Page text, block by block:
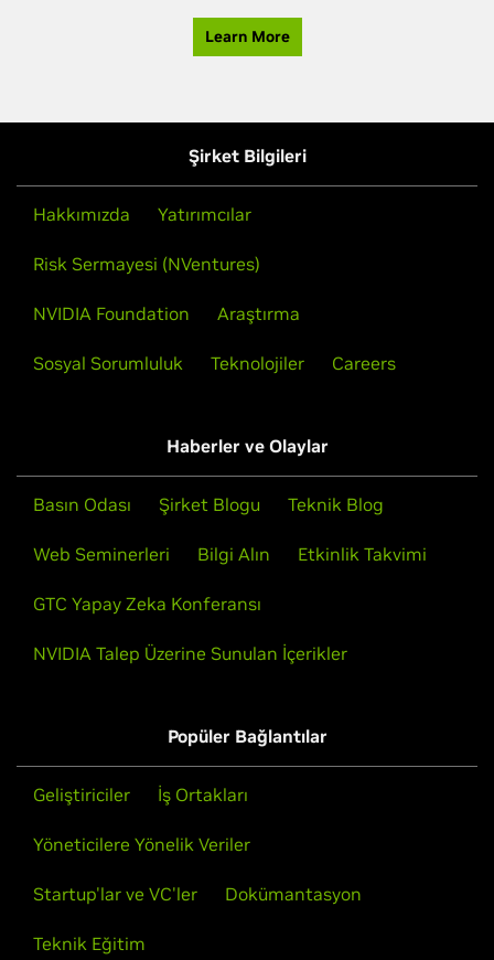
Learn More
Şirket Bilgileri
Hakkımızda Yatırımcılar
Risk Sermayesi (NVentures)
NVIDIA Foundation Araştırma
Sosyal Sorumluluk Teknolojiler Careers
Haberler ve Olaylar
Basın Odası Şirket Blogu Teknik Blog
Web Seminerleri Bilgi Alın Etkinlik Takvimi
GTC Yapay Zeka Konferansı
NVIDIA Talep Üzerine Sunulan İçerikler
Popüler Bağlantılar
Geliştiriciler İş Ortakları
Yöneticilere Yönelik Veriler
Startup'lar ve VC'ler Dokümantasyon
Teknik Eğitim